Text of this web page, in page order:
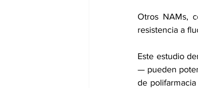
Otros NAMs,
resistencia a
Este estudio
— pueden
de